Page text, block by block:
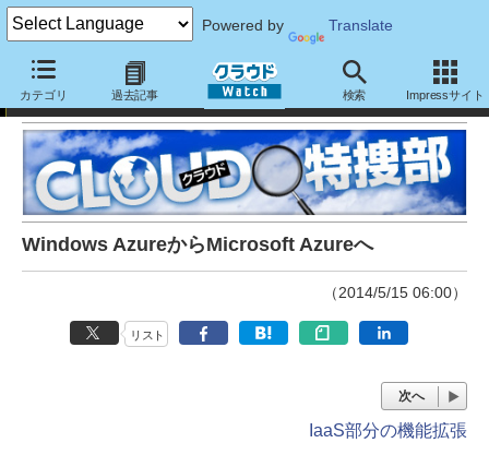
Powered by Translate
カテゴリ 過去記事 検索 Impressサイト
クラウド特捜部
Windows AzureからMicrosoft Azureへ
（2014/5/15 06:00）
リスト
次へ
IaaS部分の機能拡張